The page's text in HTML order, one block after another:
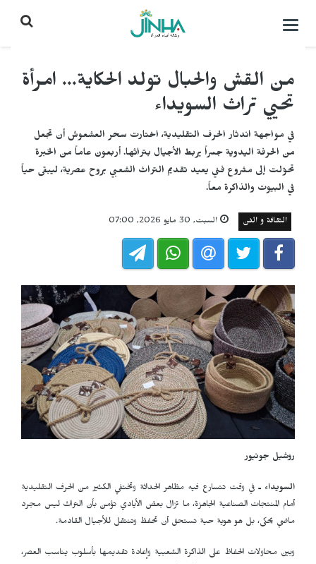
التحكم
من القش والحبال تولد الحكاية... امرأة
تحيي تراث السويداء
في مواجهة اندثار الحرف التقليدية، اختارت سحر العشعوش أن تجعل
من الحرفة اليدوية جسراً يربط الأجيال بتراثها. أربعون عاماً من الخبرة
تحوّلت إلى مشروع فني يعيد تقديم التراث الشعبي بروح عصرية، ليبقى حياً
في البيوت والذاكرة معاً.
الثقافة و الفن السبت, 30 مايو 2026, 07:00
روشيل جونيور
السويداء ـ في وقت تتسارع فيه مظاهر الحداثة وتختفي الكثير من الحرف التقليدية
أمام المنتجات الصناعية الجاهزة، ما تزال بعض الأيادي تؤمن بأن التراث ليس مجرد
ماضي يحكى، بل هو هوية حية تستحق أن تحفظ وتنتقل للأجيال القادمة.
وبين محاولات الحفاظ على الذاكرة الشعبية وإعادة تقديمها بأسلوب يناسب العصر،